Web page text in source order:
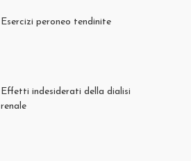
Esercizi peroneo tendinite
Effetti indesiderati della dialisi
renale